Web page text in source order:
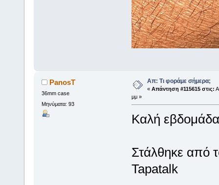
PanosT
36mm case
Μηνύματα: 93
Απ: Τι φοράμε σήμερα;
« Απάντηση #115615 στις:
μμ »
Καλή
Στάλθηκε από
Tapatalk